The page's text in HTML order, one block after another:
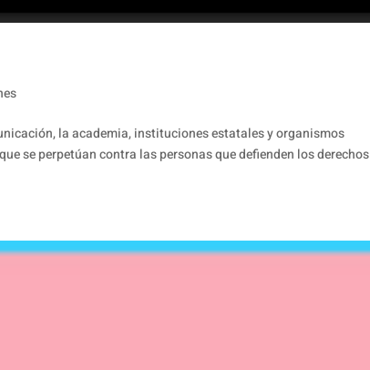
la academia, instituciones estatales y organismos
se perpetúan contra las personas que defienden los derechos